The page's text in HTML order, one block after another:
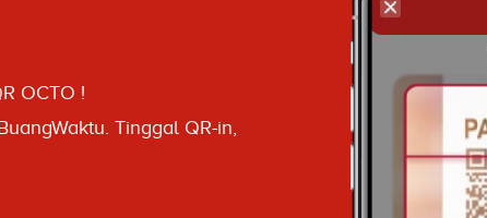
OCTO !
Tinggal QR-in,